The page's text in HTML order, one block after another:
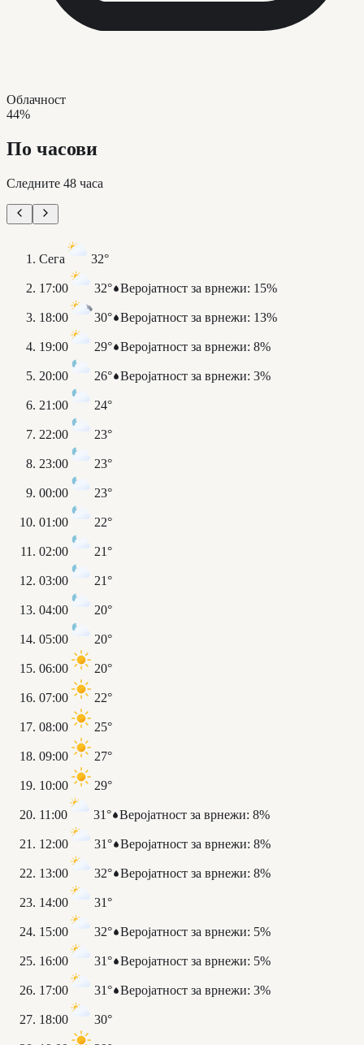
Облачност
44%
По часови
Следните 48 часа
Сега 32°
17:00 32° Веројатност за врнежи: 15%
18:00 30° Веројатност за врнежи: 13%
19:00 29° Веројатност за врнежи: 8%
20:00 26° Веројатност за врнежи: 3%
21:00 24°
22:00 23°
23:00 23°
00:00 23°
01:00 22°
02:00 21°
03:00 21°
04:00 20°
05:00 20°
06:00 20°
07:00 22°
08:00 25°
09:00 27°
10:00 29°
11:00 31° Веројатност за врнежи: 8%
12:00 31° Веројатност за врнежи: 8%
13:00 32° Веројатност за врнежи: 8%
14:00 31°
15:00 32° Веројатност за врнежи: 5%
16:00 31° Веројатност за врнежи: 5%
17:00 31° Веројатност за врнежи: 3%
18:00 30°